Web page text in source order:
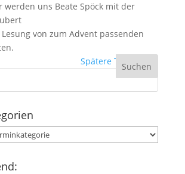
werden uns Beate Spöck mit der
von zum Advent passenden
Spätere Termine